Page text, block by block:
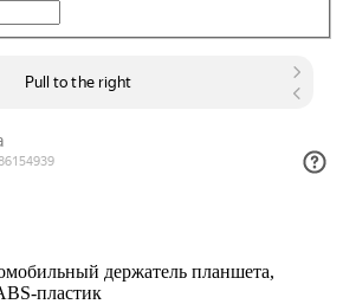
держатель планшета,
пластик